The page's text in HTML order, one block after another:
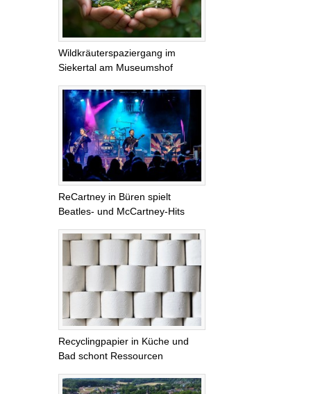
Wildkräuterspaziergang im
Siekertal am Museumshof
ReCartney in Büren spielt
Beatles- und McCartney-Hits
Recyclingpapier in Küche und
Bad schont Ressourcen